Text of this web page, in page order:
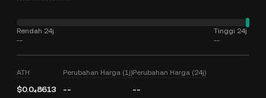
Rendah 24j
--
Tinggi 24j
--
ATH
$0.0₄8613
Perubahan Harga (1j)
--
Perubahan Harga (24j)
--